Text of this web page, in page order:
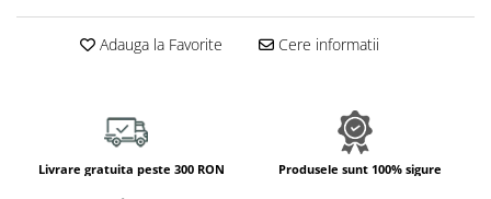
Jucarii de echilibru
Mingi terapeutice
Motricitate grosiera
Recunoasterea formelor
Adauga la Favorite Cere informatii
Livrare gratuita peste 300 RON Produsele sunt 100% sigure